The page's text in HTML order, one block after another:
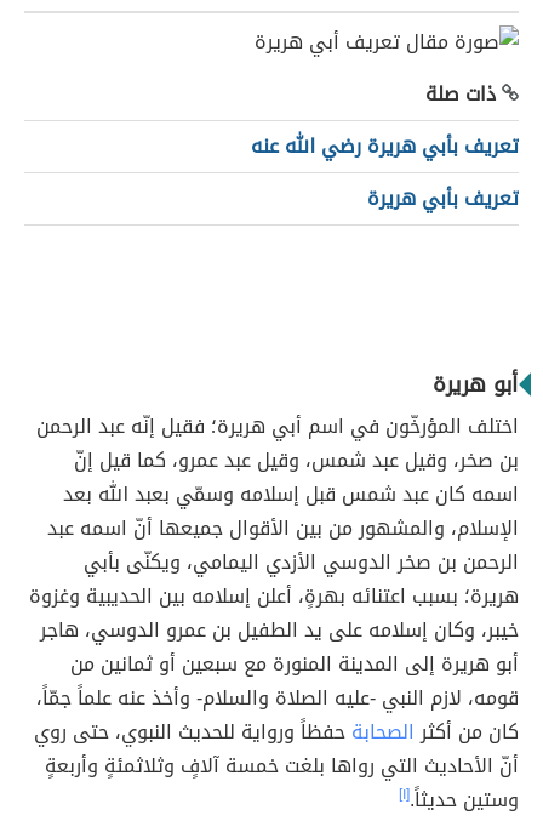
ذات صلة
تعريف بأبي هريرة رضي الله عنه
تعريف بأبي هريرة
أبو هريرة
اختلف المؤرخّون في اسم أبي هريرة؛ فقيل إنّه عبد الرحمن
بن صخر، وقيل عبد شمس، وقيل عبد عمرو، كما قيل إنّ
اسمه كان عبد شمس قبل إسلامه وسمّي بعبد الله بعد
الإسلام، والمشهور من بين الأقوال جميعها أنّ اسمه عبد
الرحمن بن صخر الدوسي الأزدي اليمامي، ويكنّى بأبي
هريرة؛ بسبب اعتنائه بهرةٍ، أعلن إسلامه بين الحديبية وغزوة
خيبر، وكان إسلامه على يد الطفيل بن عمرو الدوسي، هاجر
أبو هريرة إلى المدينة المنورة مع سبعين أو ثمانين من
قومه، لازم النبي -عليه الصلاة والسلام- وأخذ عنه علماً جمّاً،
كان من أكثرالصحابةحفظاً ورواية للحديث النبوي، حتى روي
أنّ الأحاديث التي رواها بلغت خمسة آلافٍ وثلاثمئةٍ وأربعةٍ
وستين حديثاً.[١]